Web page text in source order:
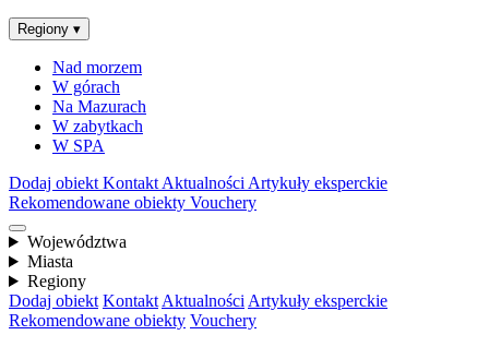
Regiony ▾
Nad morzem
W górach
Na Mazurach
W zabytkach
W SPA
Dodaj obiekt Kontakt Aktualności Artykuły eksperckie
Rekomendowane obiekty Vouchery
Województwa
Miasta
Regiony
Dodaj obiekt Kontakt Aktualności Artykuły eksperckie
Rekomendowane obiekty Vouchery